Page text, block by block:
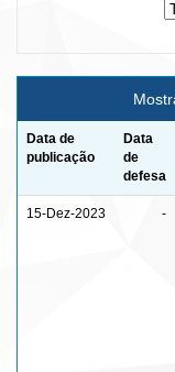
Data de
publicação
Data
de
defesa
15-Dez-2023 -